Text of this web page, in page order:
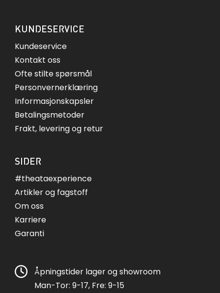
KUNDESERVICE
Kundeservice
Kontakt oss
Ofte stilte spørsmål
Personvernerklæring
Informasjonskapsler
Betalingsmetoder
Frakt, levering og retur
SIDER
#theataexperience
Artikler og fagstoff
Om oss
Karriere
Garanti
Åpningstider lager og showroom
Man-Tor: 9-17, Fre: 9-15